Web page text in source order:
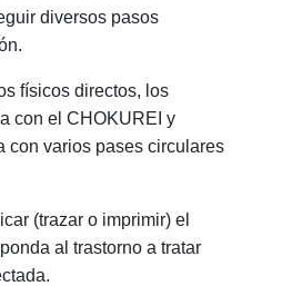
diversos pasos
físicos directos, los
con el CHOKUREI y
con varios pases circulares
(trazar o imprimir) el
al trastorno a tratar